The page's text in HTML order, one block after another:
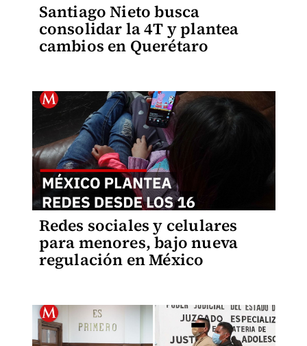
Santiago Nieto busca
consolidar la 4T y plantea
cambios en Querétaro
Redes sociales y celulares
para menores, bajo nueva
regulación en México